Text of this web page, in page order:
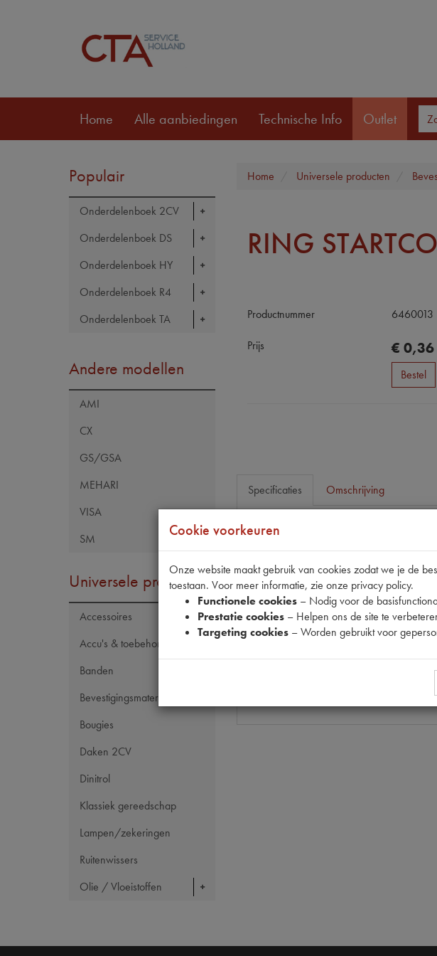
Home Alle aanbiedingen Technische Info Outlet
Populair
Onderdelenboek 2CV
Onderdelenboek DS
Onderdelenboek HY
Onderdelenboek R4
Onderdelenboek TA
Andere modellen
AMI
CX
GS/GSA
MEHARI
VISA
SM
Universele producten
Accessoires
Accu's & toebehoren
Banden
Bevestigingsmateriaal
Bougies
Daken 2CV
Dinitrol
Klassiek gereedschap
Lampen/zekeringen
Ruitenwissers
Olie / Vloeistoffen
Home Universele producten
RING
Productnummer 6460013
Prijs € 0,36
Bestel
Specificaties Omschrijving
Model Citroën
Artikelcode JF
Tecdoc brandnummer
OE Citroën
Codes
Cookie voorkeuren
Onze website maakt gebruik van cookies zodat we je de
toestaan. Voor meer informatie, zie onze privacy policy.
Functionele cookies – Nodig voor de
Prestatie cookies – Helpen ons de site te
Targeting cookies – Worden gebruikt voor